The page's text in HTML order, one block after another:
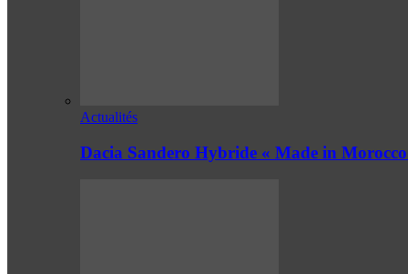
Actualités
Dacia Sandero Hybride « Made in